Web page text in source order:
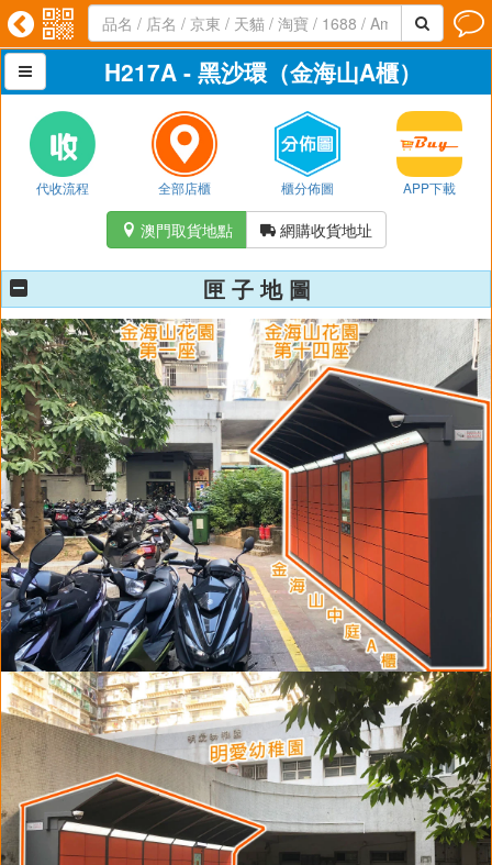
   
 H217A - 黑沙環（金海山A櫃）
代收流程 全部店櫃 櫃分佈圖 APP下載
 澳門取貨地點 網購收貨地址
匣 子 地 圖